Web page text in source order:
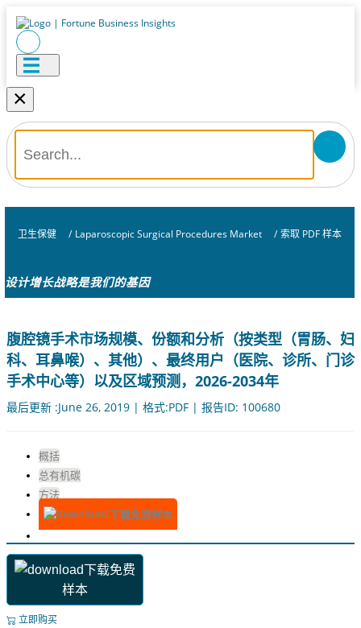
×
卫生保健 / Laparoscopic Surgical Procedures Market / 索取 PDF 样本
设计增长战略是我们的基因
腹腔镜手术市场规模、份额和分析（按类型（胃肠、妇
科、耳鼻喉）、其他）、最终用户（医院、诊所、门诊
手术中心等）以及区域预测，2026-2034年
最后更新 :June 26, 2019 | 格式:PDF | 报告ID: 100680
概括
总有机碳
方法
下载免费样本
下载免费
样本
立即购买